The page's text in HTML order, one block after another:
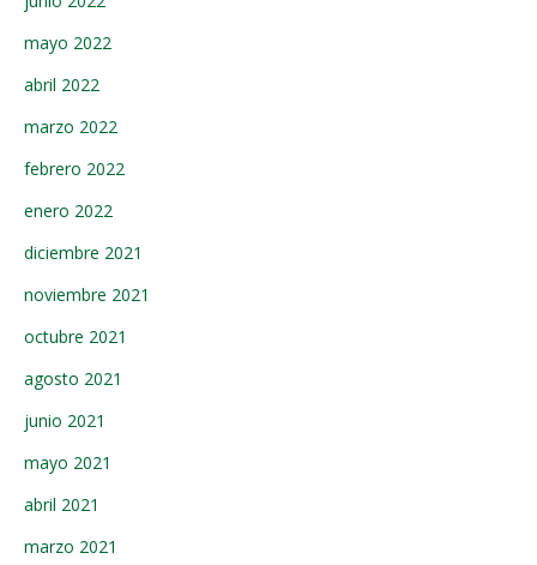
mayo 2022
abril 2022
marzo 2022
febrero 2022
enero 2022
diciembre 2021
noviembre 2021
octubre 2021
agosto 2021
junio 2021
mayo 2021
abril 2021
marzo 2021